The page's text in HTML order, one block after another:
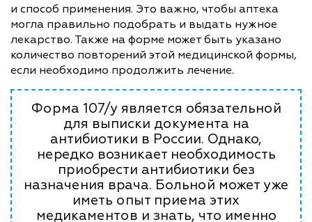
и способ применения. Это важно, чтобы аптека
могла правильно подобрать и выдать нужное
лекарство. Также на форме может быть указано
количество повторений этой медицинской формы,
если необходимо продолжить лечение.
Форма 107/у является обязательной
для выписки документа на
антибиотики в России. Однако,
нередко возникает необходимость
приобрести антибиотики без
назначения врача. Больной может уже
иметь опыт приема этих
медикаментов и знать, что именно